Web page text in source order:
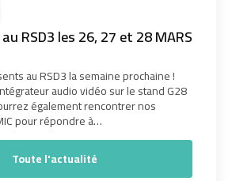
au RSD3 les 26, 27 et 28 MARS
au RSD3 la semaine prochaine !
audio vidéo sur le stand G28
également rencontrer nos
pour répondre à…
Toute l'actualité